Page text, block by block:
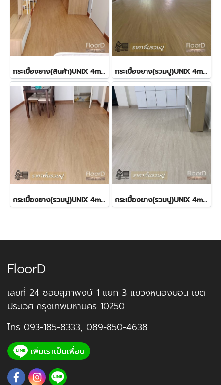
กระเบื้องยาง(สินค้า)UNIX 4mm SPC Golden SP115 ราคา380฿ กระเบื้องยาง(รวมปู)UNIX 4mm SPC Bone SP114 480฿
กระเบื้องยาง(รวมปู)UNIX 4mm SPC Golden SP115 480฿ กระเบื้องยาง(รวมปู)UNIX 4mm SPC Breathe SP113 480฿
FloorD
เลขที่ 24 ซอยสุภาพงษ์ 1 แยก 3 แขวงหนองบอน เขต
ประเวศ กรุงเทพมหานคร 10250
โทร 093-185-8333, 089-850-4638